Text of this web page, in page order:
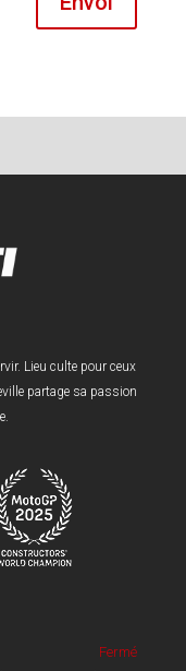
Lieu culte pour ceux
partage sa passion
Fermé